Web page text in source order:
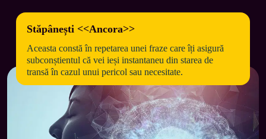
Stăpânești <<Ancora>>
Aceasta constă în repetarea unei fraze care îți asigură
subconștientul că vei ieși instantaneu din starea de
transă în cazul unui pericol sau necesitate.